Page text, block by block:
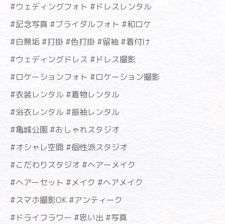
#ウェディングフォト #ドレスレンタル
#記念写真 #ブライダルフォト #和ロケ
#白無垢 #打掛 #色打掛 #留袖 #着付け
#ウェディングドレス #ドレス撮影
#ロケーションフォト #ロケーション撮影
#衣装レンタル #着物レンタル
#浴衣レンタル #振袖レンタル
#亀城公園 #おしゃれスタジオ
#オシャレ空間 #個性派スタジオ
#こだわりスタジオ #ヘアーメイク
#ヘアーセット #メイク #ヘアメイク
#スマホ撮影OK #アンティーク
#ドライフラワー #思い出 #写真